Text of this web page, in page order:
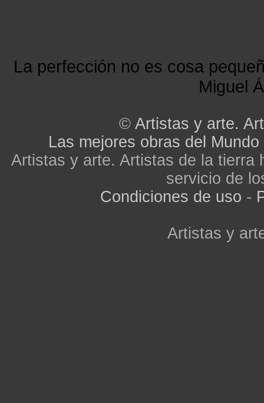
La perfección no es cosa
Miguel
© Artistas y arte.
Las mejores obras del Mundo
Artistas y arte. Artistas de la tierra
servicio de
Condiciones de uso -
Artistas y